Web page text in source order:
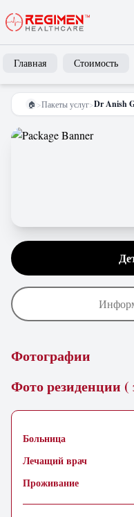
Главная Стоимость
🏠 >Пакеты услуг>Dr Anish
Фотографии
Фото резиденции (
Больница
Лечащий врач
Проживание